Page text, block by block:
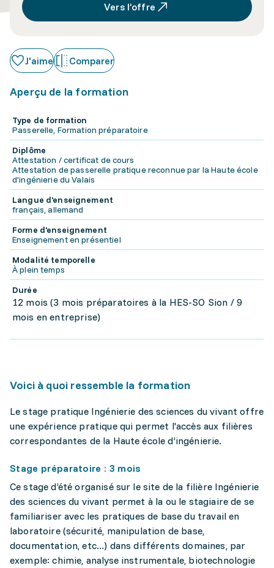
Vers l’offre
J'aime Comparer
Aperçu de la formation
Type de formation
Passerelle, Formation préparatoire
Diplôme
Attestation / certificat de cours
Attestation de passerelle pratique reconnue par la Haute école
d'ingénierie du Valais
Langue d'enseignement
français, allemand
Forme d'enseignement
Enseignement en présentiel
Modalité temporelle
À plein temps
Durée
12 mois (3 mois préparatoires à la HES-SO Sion / 9
mois en entreprise)
Voici à quoi ressemble la formation
Le stage pratique Ingénierie des sciences du vivant offre
une expérience pratique qui permet l'accès aux filières
correspondantes de la Haute école d’ingénierie.
Stage préparatoire : 3 mois
Ce stage d’été organisé sur le site de la filière Ingénierie
des sciences du vivant permet à la ou le stagiaire de se
familiariser avec les pratiques de base du travail en
laboratoire (sécurité, manipulation de base,
documentation, etc...) dans différents domaines, par
exemple: chimie, analyse instrumentale, biotechnologie